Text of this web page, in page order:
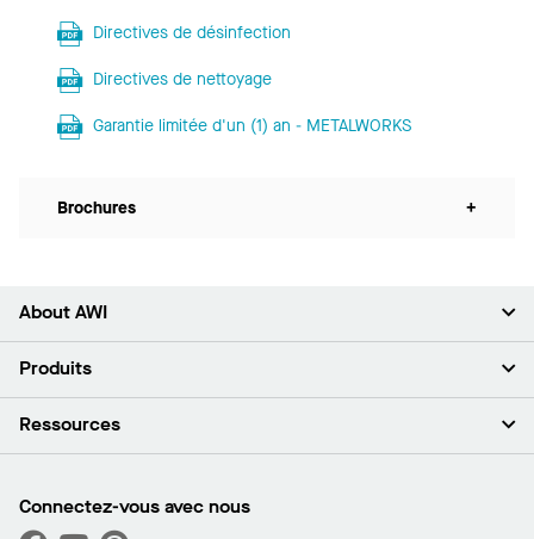
Directives de désinfection
Directives de nettoyage
Garantie limitée d'un (1) an - METALWORKS
Brochures +
About AWI
À propos de nous
Espace presse
Développement durable
Quelles sont mes options d’achat?
Produits
Plafonds
Capacités sur mesure
Ressources
Trouver un distributeur
Connectez-vous avec nous